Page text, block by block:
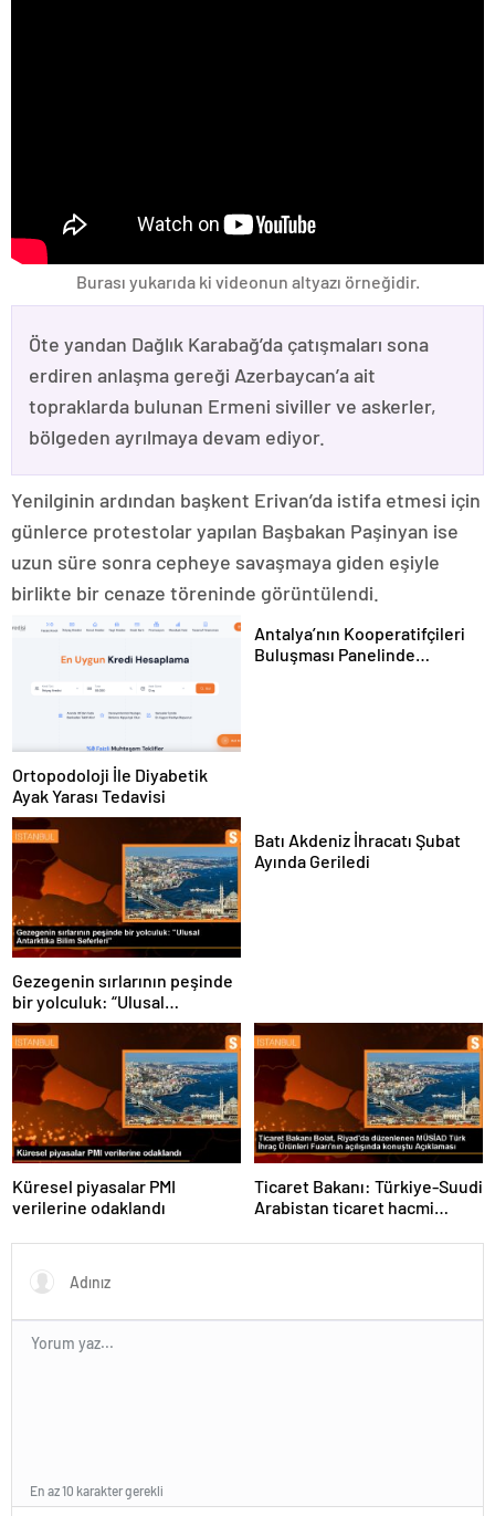
Burası yukarıda ki videonun altyazı örneğidir.
Öte yandan Dağlık Karabağ’da çatışmaları sona
erdiren anlaşma gereği Azerbaycan’a ait
topraklarda bulunan Ermeni siviller ve askerler,
bölgeden ayrılmaya devam ediyor.
Yenilginin ardından başkent Erivan’da istifa etmesi için
günlerce protestolar yapılan Başbakan Paşinyan ise
uzun süre sonra cepheye savaşmaya giden eşiyle
birlikte bir cenaze töreninde görüntülendi.
Ortopodoloji İle Diyabetik
Ayak Yarası Tedavisi
Antalya’nın Kooperatifçileri
Buluşması Panelinde
Gezegenin sırlarının peşinde
bir yolculuk: “Ulusal
Antarktika Bilim Seferleri”
Batı Akdeniz İhracatı Şubat
Ayında Geriledi
Küresel piyasalar PMI
verilerine odaklandı
Ticaret Bakanı: Türkiye-Suudi
Arabistan ticaret hacmi
En az 10 karakter gerekli